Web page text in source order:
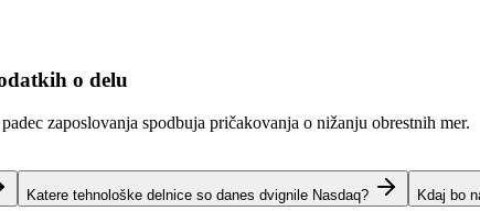
o delu
padec zaposlovanja spodbuja pričakovanja o nižanju obrestnih mer.
Katere tehnološke delnice so danes dvignile Nasdaq? Kdaj bo